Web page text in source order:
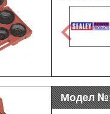
Модел